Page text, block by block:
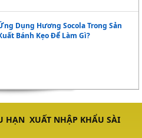
Dụng Hương Socola Trong Sản
Bánh Kẹo Để Làm Gì?
HẠN XUẤT NHẬP KHẨU SÀI